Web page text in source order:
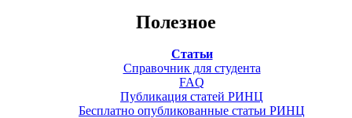
Полезное
Статьи
Справочник для студента
FAQ
Публикация статей РИНЦ
Бесплатно опубликованные статьи РИНЦ